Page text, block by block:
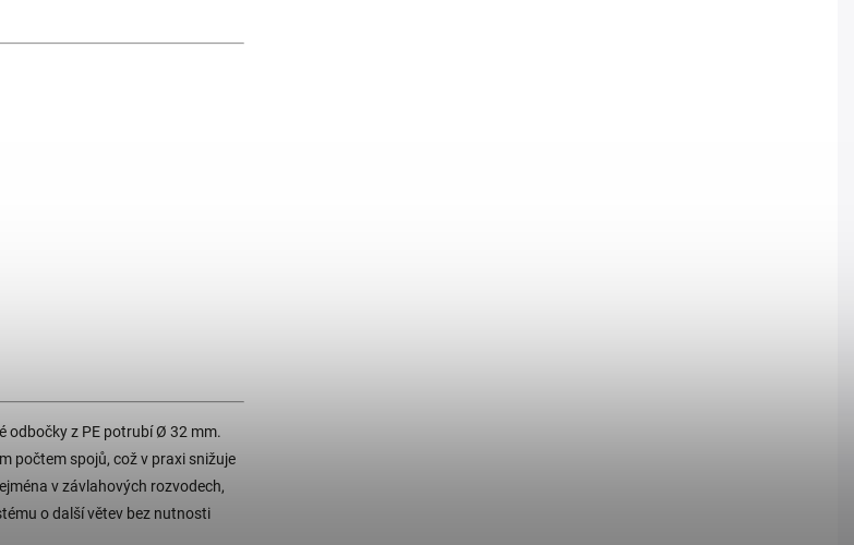
odbočky z PE potrubí Ø 32 mm.
počtem spojů, což v praxi snižuje
v závlahových rozvodech,
o další větev bez nutnosti